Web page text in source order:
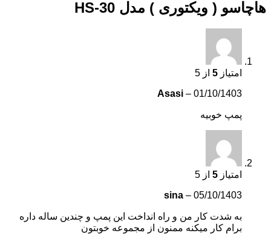
هاچاسو ( ویکتوری ) مدل HS-30
امتیاز 5 از 5
Asasi – 01/10/1403
پمپ خوبیه
امتیاز 5 از 5
sina – 05/10/1403
به شدت کار من و راه انداخت این پمپ و چندین ساله داره
برام کار میکنه ممنون از مجموعه خوبتون